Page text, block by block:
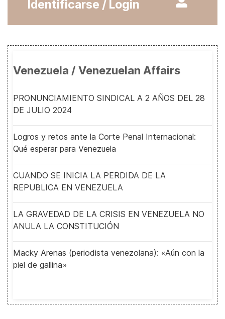
Identificarse / Login
Venezuela / Venezuelan Affairs
PRONUNCIAMIENTO SINDICAL A 2 AÑOS DEL 28
DE JULIO 2024
Logros y retos ante la Corte Penal Internacional:
Qué esperar para Venezuela
CUANDO SE INICIA LA PERDIDA DE LA
REPUBLICA EN VENEZUELA
LA GRAVEDAD DE LA CRISIS EN VENEZUELA NO
ANULA LA CONSTITUCIÓN
Macky Arenas (periodista venezolana): «Aún con la
piel de gallina»